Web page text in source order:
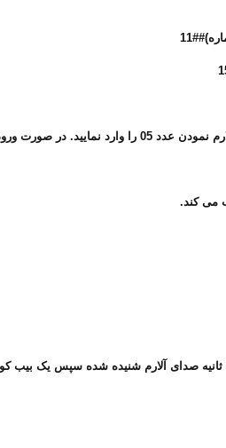
پس از آلارم نمودن، دستگاه با شماره تلفن های داده شده تماس می گیرد، پس از برداشتن